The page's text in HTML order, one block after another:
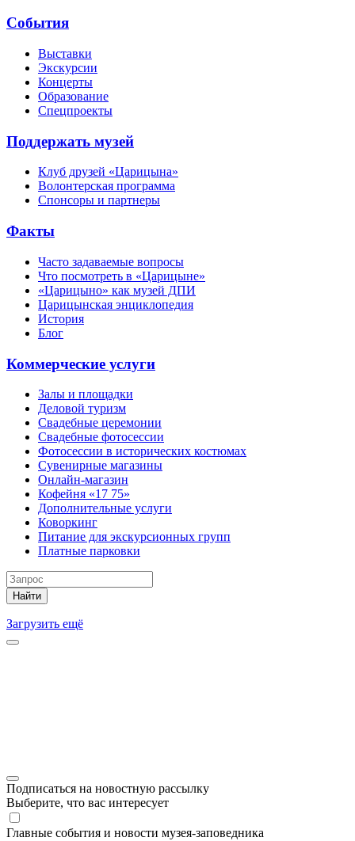
События
Выставки
Экскурсии
Концерты
Образование
Спецпроекты
Поддержать музей
Клуб друзей «Царицына»
Волонтерская программа
Спонсоры и партнеры
Факты
Часто задаваемые вопросы
Что посмотреть в «Царицыне»
«Царицыно» как музей ДПИ
Царицынская энциклопедия
История
Блог
Коммерческие услуги
Залы и площадки
Деловой туризм
Свадебные церемонии
Свадебные фотосессии
Фотосессии в исторических костюмах
Сувенирные магазины
Онлайн-магазин
Кофейня «17 75»
Дополнительные услуги
Коворкинг
Питание для экскурсионных групп
Платные парковки
Найти
Загрузить ещё
Подписаться на новостную рассылку
Выберите, что вас интересует
Главные события и новости музея-заповедника